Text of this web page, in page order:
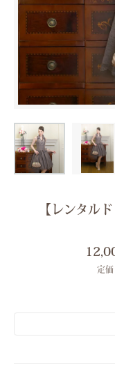
【レンタル
定